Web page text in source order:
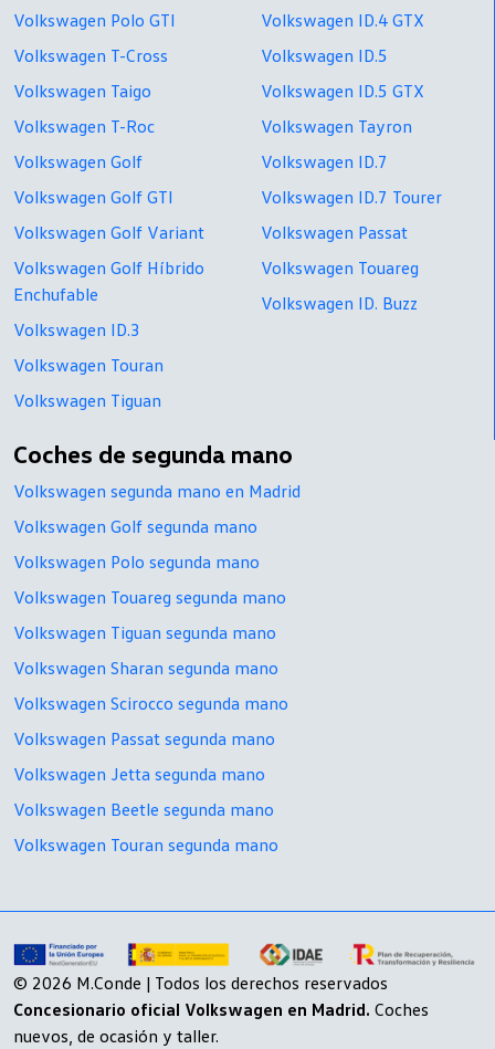
Volkswagen Polo GTI
Volkswagen T-Cross
Volkswagen Taigo
Volkswagen T-Roc
Volkswagen Golf
Volkswagen Golf GTI
Volkswagen Golf Variant
Volkswagen Golf Híbrido
Enchufable
Volkswagen ID.3
Volkswagen Touran
Volkswagen Tiguan
Volkswagen ID.4 GTX
Volkswagen ID.5
Volkswagen ID.5 GTX
Volkswagen Tayron
Volkswagen ID.7
Volkswagen ID.7 Tourer
Volkswagen Passat
Volkswagen Touareg
Volkswagen ID. Buzz
Coches de segunda mano
Volkswagen segunda mano en Madrid
Volkswagen Golf segunda mano
Volkswagen Polo segunda mano
Volkswagen Touareg segunda mano
Volkswagen Tiguan segunda mano
Volkswagen Sharan segunda mano
Volkswagen Scirocco segunda mano
Volkswagen Passat segunda mano
Volkswagen Jetta segunda mano
Volkswagen Beetle segunda mano
Volkswagen Touran segunda mano
© 2026 M.Conde | Todos los derechos reservados
Concesionario oficial Volkswagen en Madrid. Coches
nuevos, de ocasión y taller.